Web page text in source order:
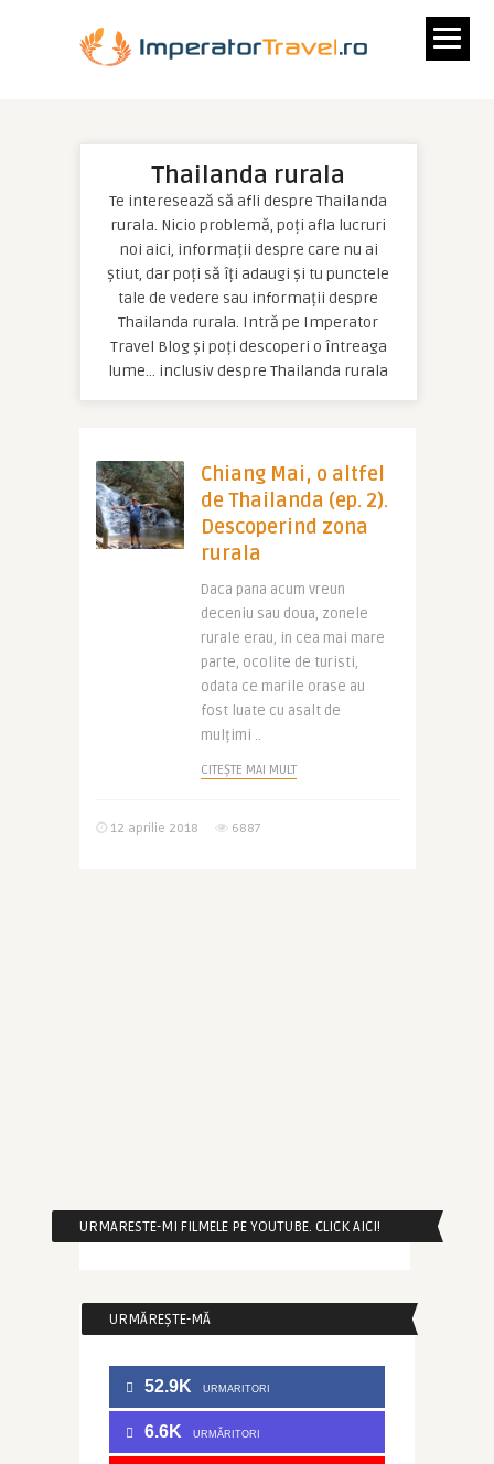
Thailanda rurala
Te interesează să afli despre Thailanda
rurala. Nicio problemă, poți afla lucruri
noi aici, informații despre care nu ai
știut, dar poți să îți adaugi și tu punctele
tale de vedere sau informații despre
Thailanda rurala. Intră pe Imperator
Travel Blog și poți descoperi o întreaga
lume… inclusiv despre Thailanda rurala
Chiang Mai, o altfel
de Thailanda (ep. 2).
Descoperind zona
rurala
Daca pana acum vreun
deceniu sau doua, zonele
rurale erau, in cea mai mare
parte, ocolite de turisti,
odata ce marile orase au
fost luate cu asalt de
mulțimi ..
CITEȘTE MAI MULT
12 aprilie 2018 6887
URMARESTE-MI FILMELE PE YOUTUBE. CLICK AICI!
URMĂREȘTE-MĂ
52.9K URMARITORI
6.6K URMĂRITORI